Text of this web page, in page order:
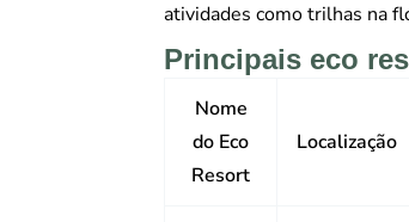
atividades como trilhas na
Principais eco
Nome
do Eco
Resort
Localização